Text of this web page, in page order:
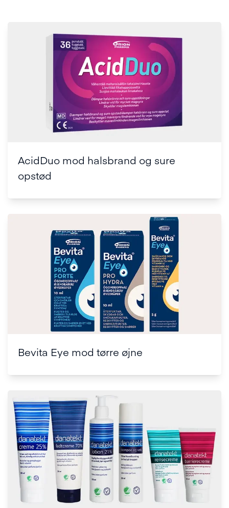
AcidDuo mod halsbrand og sure
opstød
Bevita Eye mod tørre øjne